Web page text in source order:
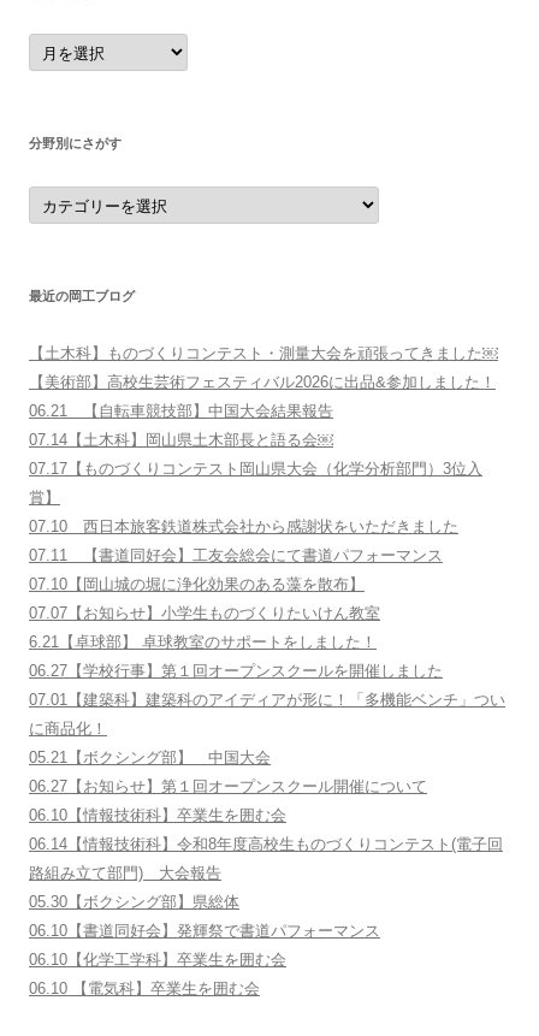
月
別
に
分野別にさがす
分
野
別
す
最近の岡工ブログ
【土木科】ものづくりコンテスト・測量大会を頑張ってきました￼
【美術部】高校生芸術フェスティバル2026に出品&参加しました！
06.21 【自転車競技部】中国大会結果報告
07.14【土木科】岡山県土木部長と語る会￼
07.17【ものづくりコンテスト岡山県大会（化学分析部門）3位入
賞】
07.10 西日本旅客鉄道株式会社から感謝状をいただきました
07.11 【書道同好会】工友会総会にて書道パフォーマンス
07.10【岡山城の堀に浄化効果のある藻を散布】
07.07【お知らせ】小学生ものづくりたいけん教室
6.21【卓球部】 卓球教室のサポートをしました！
06.27【学校行事】第１回オープンスクールを開催しました
07.01【建築科】建築科のアイディアが形に！「多機能ベンチ」つい
に商品化！
05.21【ボクシング部】 中国大会
06.27【お知らせ】第１回オープンスクール開催について
06.10【情報技術科】卒業生を囲む会
06.14【情報技術科】令和8年度高校生ものづくりコンテスト(電子回
路組み立て部門) 大会報告
05.30【ボクシング部】県総体
06.10【書道同好会】発輝祭で書道パフォーマンス
06.10【化学工学科】卒業生を囲む会
06.10 【電気科】卒業生を囲む会